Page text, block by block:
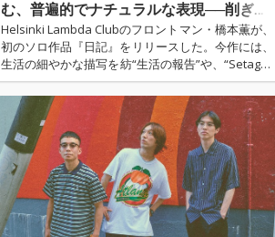
む、普遍的でナチュラルな表現──削ぎ落
とした先の“人間性”にフォーカスした初作
『日記』
Helsinki Lambda Clubのフロントマン・橋本薫が、
初のソロ作品『日記』をリリースした。今作には、
生活の細やかな描写を紡“生活の報告”や、“Setagay
a”や“茗荷谷”といった橋本自身が特別な想いを抱く
土地に結びついた楽曲を収録。never young beach
の巽啓伍をプロデューサーに迎え、リラックスした
雰囲気で制作は進められたという今作。そのムード
は作品全体に滲み出ている。 ...…